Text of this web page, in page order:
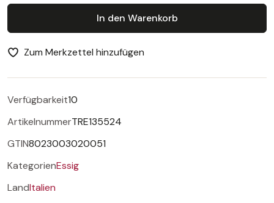
In den Warenkorb
Zum Merkzettel hinzufügen
Verfügbarkeit10
ArtikelnummerTRE135524
GTIN8023003020051
KategorienEssig
LandItalien